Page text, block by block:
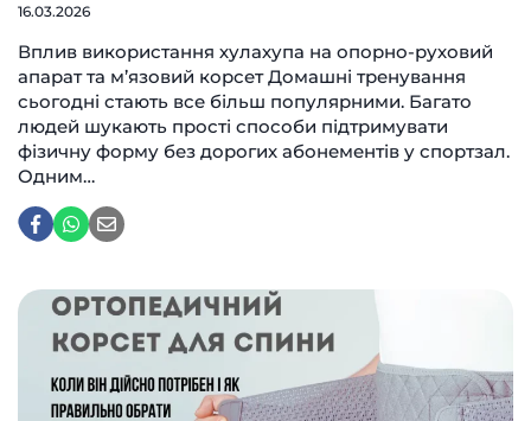
16.03.2026
Вплив використання хулахупа на опорно-руховий
апарат та м’язовий корсет Домашні тренування
сьогодні стають все більш популярними. Багато
людей шукають прості способи підтримувати
фізичну форму без дорогих абонементів у спортзал.
Одним…